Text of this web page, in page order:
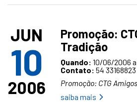
JUN
10
2006
Promoção:
Tradição
Quando: 10/06/2006
Contato: 54 33168823
Promoção: CTG
saiba mais